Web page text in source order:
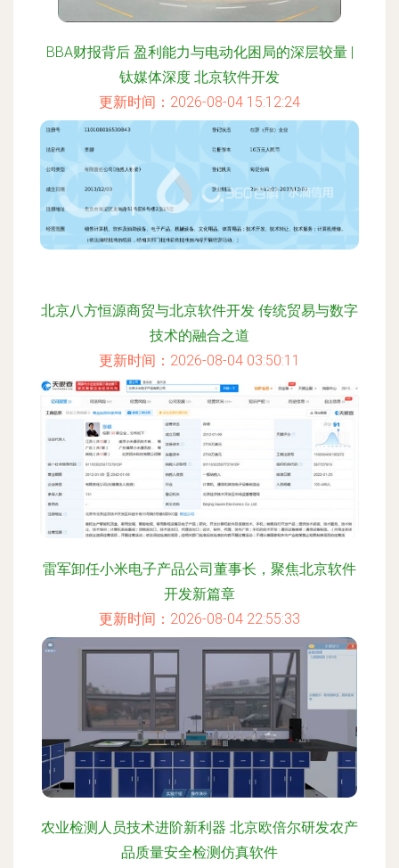
BBA财报背后 盈利能力与电动化困局的深层较量 |
钛媒体深度 北京软件开发
更新时间：2026-08-04 15:12:24
北京八方恒源商贸与北京软件开发 传统贸易与数字
技术的融合之道
更新时间：2026-08-04 03:50:11
雷军卸任小米电子产品公司董事长，聚焦北京软件
开发新篇章
更新时间：2026-08-04 22:55:33
农业检测人员技术进阶新利器 北京欧倍尔研发农产
品质量安全检测仿真软件